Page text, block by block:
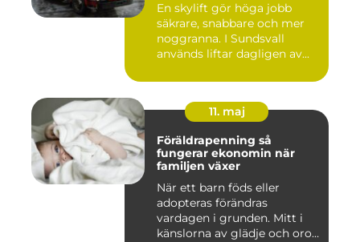
En skylift gör höga jobb
säkrare, snabbare och mer
noggranna. I Sundsvall
används liftar dagligen av...
11. maj
Föräldrapenning så
fungerar ekonomin när
familjen växer
När ett barn föds eller
adopteras förändras
vardagen i grunden. Mitt i
känslorna av glädje och oro